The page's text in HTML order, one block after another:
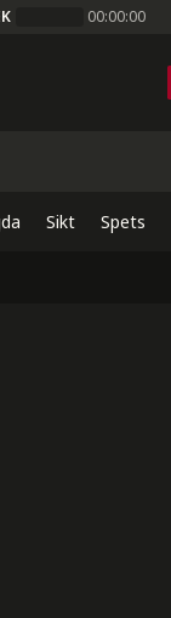
00:00:00
Sikt Spets